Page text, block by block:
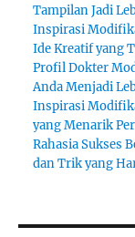
Tampilan Jadi
Inspirasi
Ide Kreatif yang
Profil Dokter
Anda Menjadi
Inspirasi
yang Menarik
Rahasia Sukses
dan Trik yang